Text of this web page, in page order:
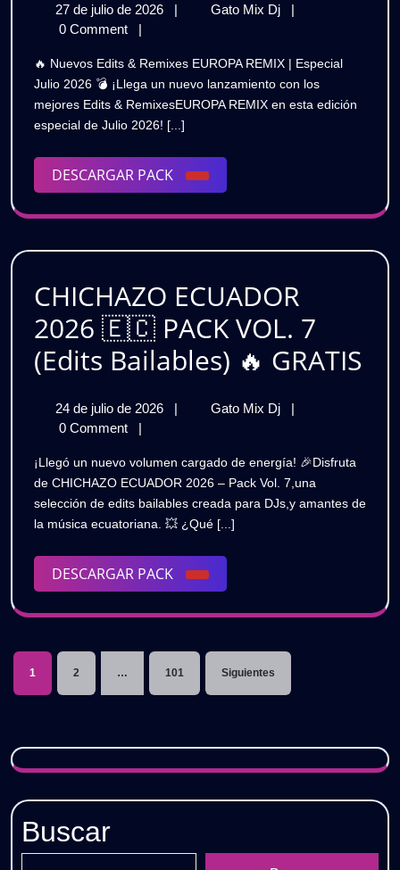
Edits
&
Remixes
EUROPA
REMIX
|
Especial
Julio
2026
💣
GRATIS
27 de julio de 2026
27
de
2026
| Gato Mix Dj
🔥
&
Remixes
EUROPA
|
0 Comment
|
🔥 Nuevos Edits & Remixes EUROPA REMIX | Especial
Julio 2026 💣 ¡Llega un nuevo lanzamiento con los
mejores Edits & RemixesEUROPA REMIX en esta edición
especial de Julio 2026! [...]
DESCARGAR PACK
DESCARGAR
PACK
CHICHAZO ECUADOR
2026 🇪🇨 PACK VOL. 7
(Edits Bailables) 🔥 GRATIS
24 de julio de 2026
24
de
2026
| Gato Mix Dj
CHICHAZO
🇪🇨
PACK
VOL.
|
0 Comment
|
¡Llegó un nuevo volumen cargado de energía! 🎉Disfruta
de CHICHAZO ECUADOR 2026 – Pack Vol. 7,una
selección de edits bailables creada para DJs,y amantes de
la música ecuatoriana. 💥 ¿Qué [...]
DESCARGAR PACK
DESCARGAR
PACK
Paginación
de
1 2 … 101 Siguientes
Buscar